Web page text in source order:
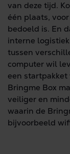
van deze tijd.
één plaats,
bedoeld is. En
interne
tussen
computer wil
een startpakket
Bringme Box
veiliger en
waarin de
bijvoorbeeld